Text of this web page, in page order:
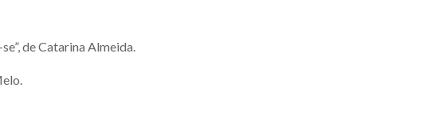
de Catarina Almeida.